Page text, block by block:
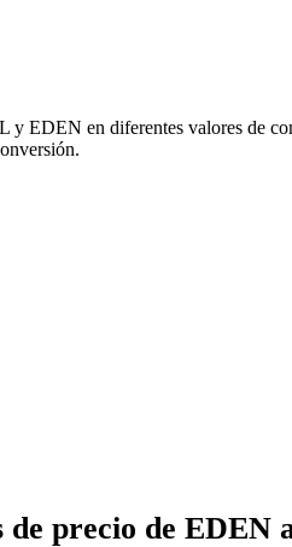
EDEN en diferentes valores de
de precio de EDEN